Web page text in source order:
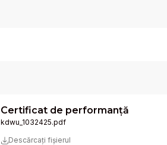
Certificat de performanță
kdwu_1032425.pdf
Descărcați fișierul